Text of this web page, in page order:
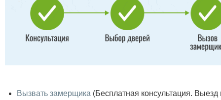
Вызвать замерщика (Бесплатная консультация.